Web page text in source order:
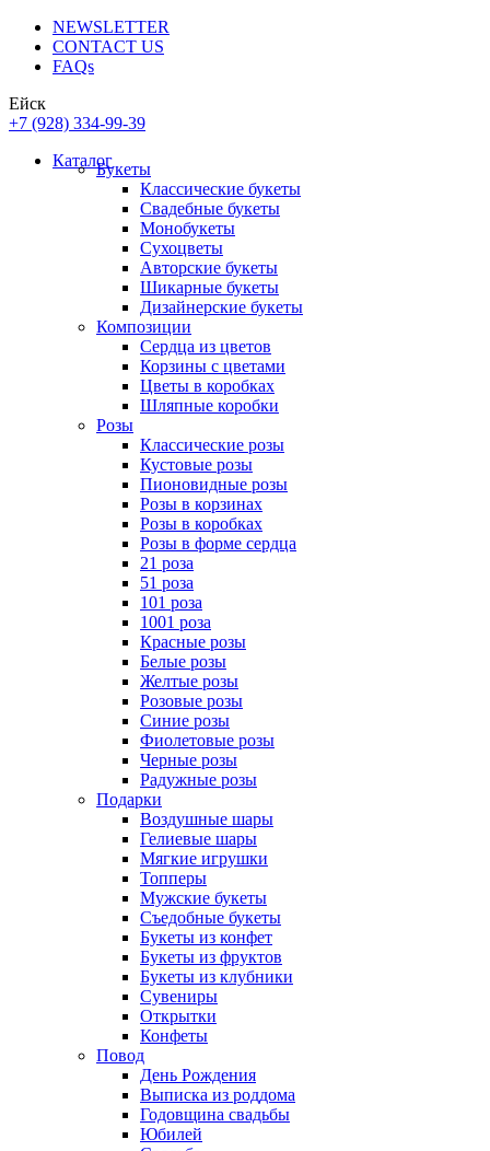
NEWSLETTER
CONTACT US
FAQs
Ейск
+7 (928) 334-99-39
КаталогБукеты
Классические букеты
Свадебные букеты
Монобукеты
Сухоцветы
Авторские букеты
Шикарные букеты
Дизайнерские букеты
Композиции
Сердца из цветов
Корзины с цветами
Цветы в коробках
Шляпные коробки
Розы
Классические розы
Кустовые розы
Пионовидные розы
Розы в корзинах
Розы в коробках
Розы в форме сердца
21 роза
51 роза
101 роза
1001 роза
Красные розы
Белые розы
Желтые розы
Розовые розы
Синие розы
Фиолетовые розы
Черные розы
Радужные розы
Подарки
Воздушные шары
Гелиевые шары
Мягкие игрушки
Топперы
Мужские букеты
Съедобные букеты
Букеты из конфет
Букеты из фруктов
Букеты из клубники
Сувениры
Открытки
Конфеты
Повод
День Рождения
Выписка из роддома
Годовщина свадьбы
Юбилей